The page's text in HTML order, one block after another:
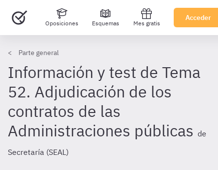
Oposiciones Esquemas Mes gratis
Acceder
Parte general
Información y test de Tema
52. Adjudicación de los
contratos de las
Administraciones públicas de
Secretaría (SEAL)